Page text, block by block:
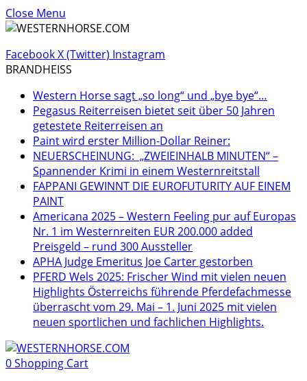
Close Menu
FacebookX (Twitter) Instagram
BRANDHEISS
Western Horse sagt „so long“ und „bye bye“…
Pegasus Reiterreisen bietet seit über 50 Jahren
getestete Reiterreisen an
Paint wird erster Million-Dollar Reiner:
NEUERSCHEINUNG: „ZWEIEINHALB MINUTEN“ –
Spannender Krimi in einem Westernreitstall
FAPPANI GEWINNT DIE EUROFUTURITY AUF EINEM
PAINT
Americana 2025 – Western Feeling pur auf Europas
Nr. 1 im Westernreiten EUR 200.000 added
Preisgeld – rund 300 Aussteller
APHA Judge Emeritus Joe Carter gestorben
PFERD Wels 2025: Frischer Wind mit vielen neuen
Highlights Österreichs führende Pferdefachmesse
überrascht vom 29. Mai – 1. Juni 2025 mit vielen
neuen sportlichen und fachlichen Highlights.
0Shopping Cart